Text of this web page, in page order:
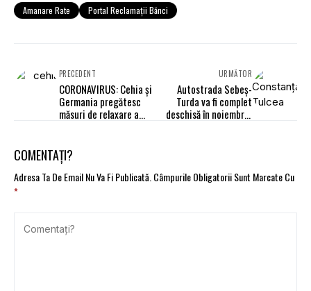
Amanare Rate Portal Reclamaţii Bănci
PRECEDENT
CORONAVIRUS: Cehia şi
Germania pregătesc
măsuri de relaxare a
URMĂTOR
Autostrada Sebeş-
Turda va fi complet
deschisă în noiembrie
COMENTAȚI?
Adresa Ta De Email Nu Va Fi Publicată.Câmpurile Obligatorii Sunt Marcate Cu
*